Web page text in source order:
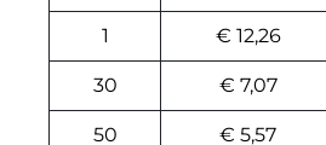
1 € 12,26
30 € 7,07
50 € 5,57